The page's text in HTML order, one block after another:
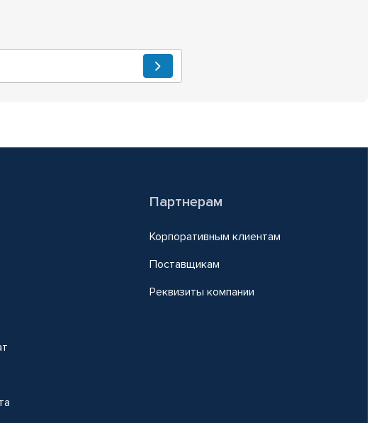
Партнерам
Корпоративным клиентам
Поставщикам
Реквизиты компании